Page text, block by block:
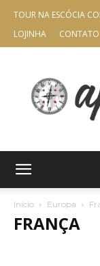
TOUR NA ESCÓCIA
LOJINHA
CONTATO
Início Europa
FRANÇA